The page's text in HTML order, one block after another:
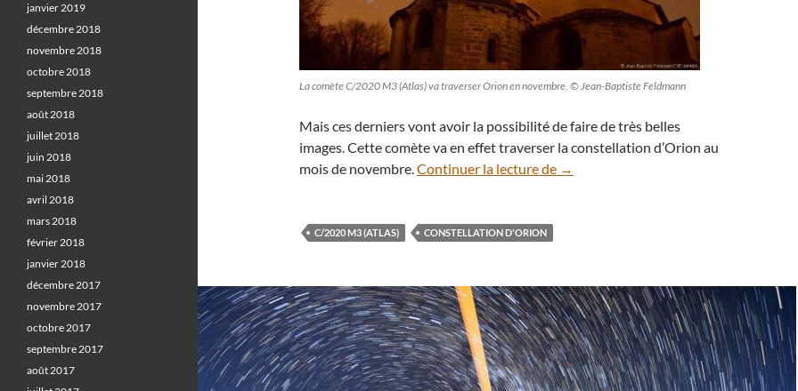
La comète C/2020 M3 (Atlas) va traverser Orion en novembre. © Jean-Baptiste Feldmann
Mais ces derniers vont avoir la possibilité de faire de très belles
images. Cette comète va en effet traverser la constellation d’Orion au
mois de novembre.Continuer la lecture de C/2020 M3 (Atlas), la comète qui va
→
C/2020 M3 (ATLAS) CONSTELLATION D'ORION
janvier 2019
décembre 2018
novembre 2018
octobre 2018
septembre 2018
août 2018
juillet 2018
juin 2018
mai 2018
avril 2018
mars 2018
février 2018
janvier 2018
décembre 2017
novembre 2017
octobre 2017
septembre 2017
août 2017